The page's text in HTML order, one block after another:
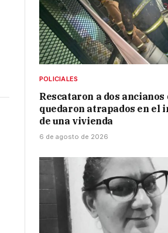
POLICIALES
Rescataron a dos ancianos
quedaron atrapados en el
de una vivienda
6 de agosto de 2026